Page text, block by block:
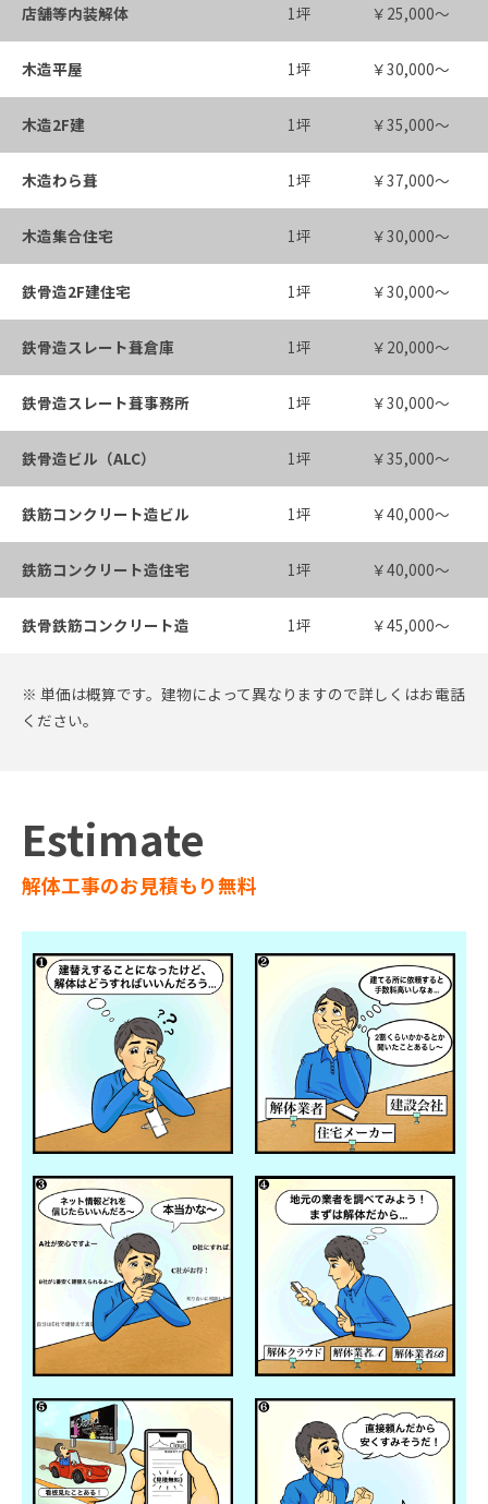
店舗等内装解体 1坪 ￥25,000～
木造平屋 1坪 ￥30,000～
木造2F建 1坪 ￥35,000～
木造わら葺 1坪 ￥37,000～
木造集合住宅 1坪 ￥30,000～
鉄骨造2F建住宅 1坪 ￥30,000～
鉄骨造スレート葺倉庫 1坪 ￥20,000～
鉄骨造スレート葺事務所 1坪 ￥30,000～
鉄骨造ビル（ALC） 1坪 ￥35,000～
鉄筋コンクリート造ビル 1坪 ￥40,000～
鉄筋コンクリート造住宅 1坪 ￥40,000～
鉄骨鉄筋コンクリート造 1坪 ￥45,000～
※ 単価は概算です。建物によって異なりますので詳しくはお電話
ください。
Estimate
解体工事のお見積もり無料